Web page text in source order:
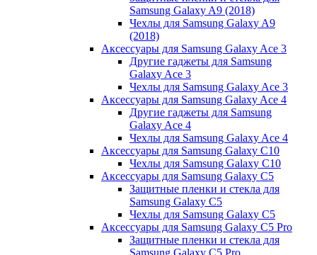
Samsung Galaxy A9 (2018)
Чехлы для Samsung Galaxy A9
(2018)
Аксессуары для Samsung Galaxy Ace 3
Другие гаджеты для Samsung
Galaxy Ace 3
Чехлы для Samsung Galaxy Ace 3
Аксессуары для Samsung Galaxy Ace 4
Другие гаджеты для Samsung
Galaxy Ace 4
Чехлы для Samsung Galaxy Ace 4
Аксессуары для Samsung Galaxy C10
Чехлы для Samsung Galaxy C10
Аксессуары для Samsung Galaxy C5
Защитные пленки и стекла для
Samsung Galaxy C5
Чехлы для Samsung Galaxy C5
Аксессуары для Samsung Galaxy C5 Pro
Защитные пленки и стекла для
Samsung Galaxy C5 Pro